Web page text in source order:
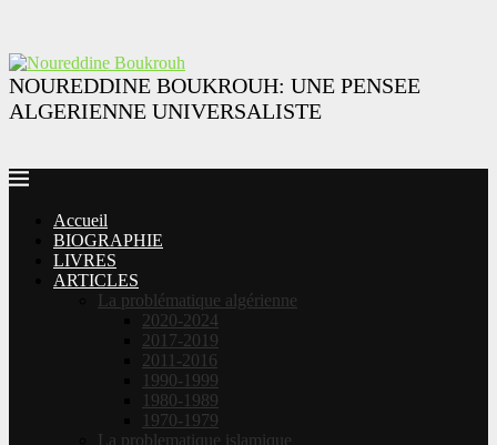
NOUREDDINE BOUKROUH: UNE PENSEE
ALGERIENNE UNIVERSALISTE
Accueil
BIOGRAPHIE
LIVRES
ARTICLES
La problématique algérienne
2020-2024
2017-2019
2011-2016
1990-1999
1980-1989
1970-1979
La problematique islamique